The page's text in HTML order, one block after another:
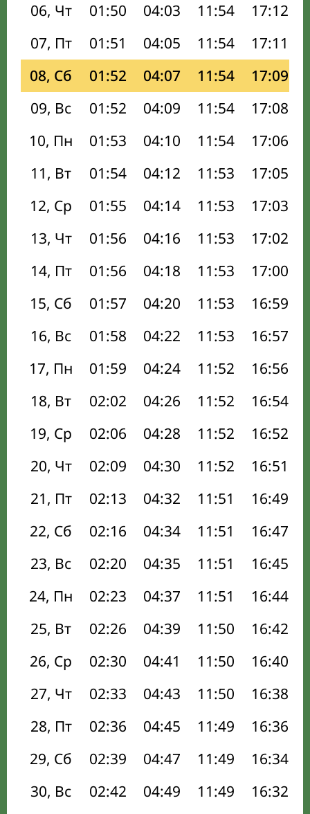
06, Чт
01:50 04:03 11:54 17:12
07, Пт
01:51 04:05 11:54 17:11
08, Сб
01:52 04:07 11:54 17:09
09, Вс
01:52 04:09 11:54 17:08
10, Пн
01:53 04:10 11:54 17:06
11, Вт
01:54 04:12 11:53 17:05
12, Ср
01:55 04:14 11:53 17:03
13, Чт
01:56 04:16 11:53 17:02
14, Пт
01:56 04:18 11:53 17:00
15, Сб
01:57 04:20 11:53 16:59
16, Вс
01:58 04:22 11:53 16:57
17, Пн
01:59 04:24 11:52 16:56
18, Вт
02:02 04:26 11:52 16:54
19, Ср
02:06 04:28 11:52 16:52
20, Чт
02:09 04:30 11:52 16:51
21, Пт
02:13 04:32 11:51 16:49
22, Сб
02:16 04:34 11:51 16:47
23, Вс
02:20 04:35 11:51 16:45
24, Пн
02:23 04:37 11:51 16:44
25, Вт
02:26 04:39 11:50 16:42
26, Ср
02:30 04:41 11:50 16:40
27, Чт
02:33 04:43 11:50 16:38
28, Пт
02:36 04:45 11:49 16:36
29, Сб
02:39 04:47 11:49 16:34
30, Вс
02:42 04:49 11:49 16:32